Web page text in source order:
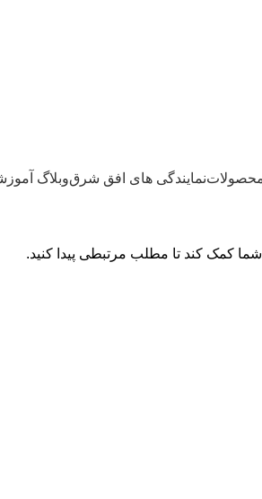
نمایندگی های افق شرقوبلاگ
کمک کند تا مطلب مرتبطی پیدا کنید.